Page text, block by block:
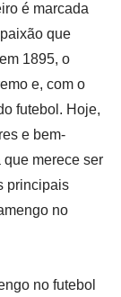
é marcada
que
1895, o
e, com o
futebol. Hoje,
e bem-
merece ser
principais
no
no futebol